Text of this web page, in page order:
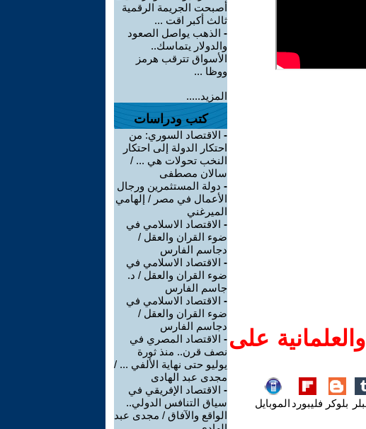
على
بلوكر فليبورد الموبايل
أصبحت الجريمة الرقمية
ثالث أكبر اقت ...
- الذهب يواصل الصعود
والدولار يتماسك..
الأسواق تترقب هرمز
ووظا ...
المزيد.....
كتب ودراسات
- الاقتصاد السوري: من
احتكار الدولة إلى احتكار
النخب تحولات هي ... /
سالان مصطفى
- دولة المستثمرين ورجال
الأعمال في مصر / إلهامي
الميرغني
- الاقتصاد الاسلامي في
ضوء القران والعقل /
دجاسم الفارس
- الاقتصاد الاسلامي في
ضوء القران والعقل / د.
جاسم الفارس
- الاقتصاد الاسلامي في
ضوء القران والعقل /
دجاسم الفارس
- الاقتصاد المصري في
نصف قرن.. منذ ثورة
يوليو حتى نهاية الألفي ... /
مجدى عبد الهادى
- الاقتصاد الإفريقي في
سياق التنافس الدولي..
الواقع والآفاق / مجدى عبد